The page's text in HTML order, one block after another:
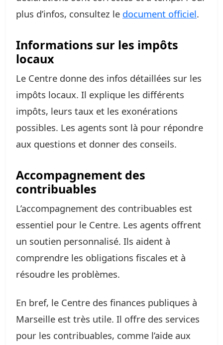
plus d’infos, consultez le document officiel.
Informations sur les impôts
locaux
Le Centre donne des infos détaillées sur les
impôts locaux. Il explique les différents
impôts, leurs taux et les exonérations
possibles. Les agents sont là pour répondre
aux questions et donner des conseils.
Accompagnement des
contribuables
L’accompagnement des contribuables est
essentiel pour le Centre. Les agents offrent
un soutien personnalisé. Ils aident à
comprendre les obligations fiscales et à
résoudre les problèmes.
En bref, le Centre des finances publiques à
Marseille est très utile. Il offre des services
pour les contribuables, comme l’aide aux